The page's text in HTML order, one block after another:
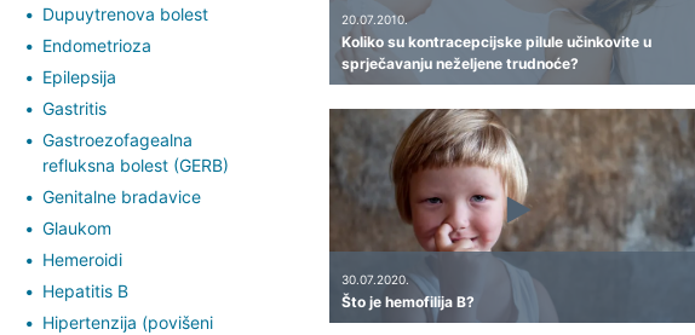
Dupuytrenova bolest
Endometrioza
Epilepsija
Gastritis
Gastroezofagealna
refluksna bolest (GERB)
Genitalne bradavice
Glaukom
Hemeroidi
Hepatitis B
Hipertenzija (povišeni
20.07.2010.
Koliko su kontracepcijske pilule učinkovite u
sprječavanju neželjene trudnoće?
30.07.2020.
Što je hemofilija B?